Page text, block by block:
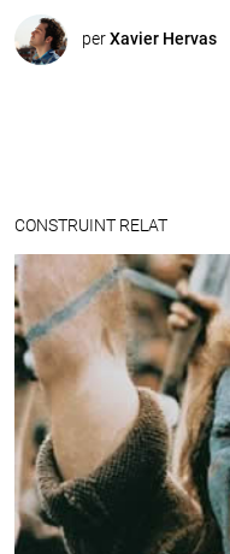
perXavier Hervas
CONSTRUINT RELAT